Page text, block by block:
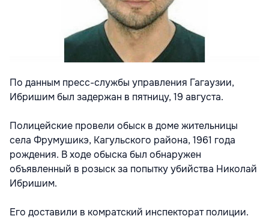
По данным пресс-службы управления Гагаузии,
Ибришим был задержан в пятницу, 19 августа.
Полицейские провели обыск в доме жительницы
села Фрумушикэ, Кагульского района, 1961 года
рождения. В ходе обыска был обнаружен
объявленный в розыск за попытку убийства Николай
Ибришим.
Его доставили в комратский инспекторат полиции.